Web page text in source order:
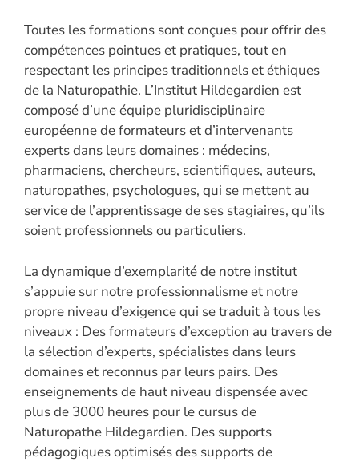
Toutes les formations sont conçues pour offrir des
compétences pointues et pratiques, tout en
respectant les principes traditionnels et éthiques
de la Naturopathie. L’Institut Hildegardien est
composé d’une équipe pluridisciplinaire
européenne de formateurs et d’intervenants
experts dans leurs domaines : médecins,
pharmaciens, chercheurs, scientifiques, auteurs,
naturopathes, psychologues, qui se mettent au
service de l’apprentissage de ses stagiaires, qu’ils
soient professionnels ou particuliers.
La dynamique d’exemplarité de notre institut
s’appuie sur notre professionnalisme et notre
propre niveau d’exigence qui se traduit à tous les
niveaux : Des formateurs d’exception au travers de
la sélection d’experts, spécialistes dans leurs
domaines et reconnus par leurs pairs. Des
enseignements de haut niveau dispensée avec
plus de 3000 heures pour le cursus de
Naturopathe Hildegardien. Des supports
pédagogiques optimisés des supports de